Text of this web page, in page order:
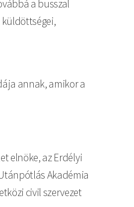
a busszal
küldöttségei,
annak, amikor a
elnöke, az Erdélyi
Akadémia
civil szervezet